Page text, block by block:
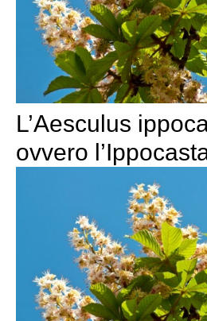
L’Aesculus
ovvero